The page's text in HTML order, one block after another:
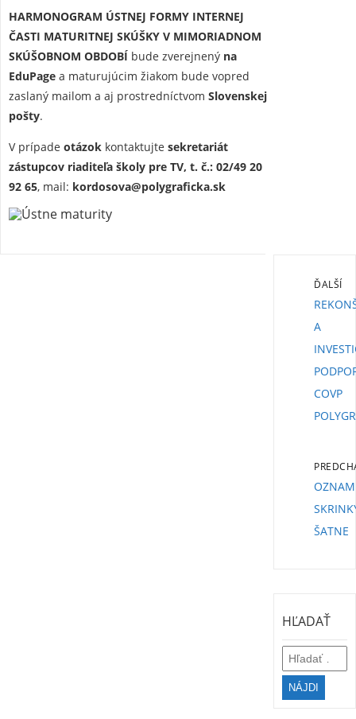
HARMONOGRAM ÚSTNEJ FORMY INTERNEJ
ČASTI MATURITNEJ SKÚŠKY V MIMORIADNOM
SKÚŠOBNOM OBDOBÍ bude zverejnenýna
EduPage a maturujúcim žiakom bude vopred
zaslaný mailom a aj prostredníctvom Slovenskej
pošty.
V prípade otázokkontaktujte sekretariát
zástupcov riaditeľa školy pre TV, t. č.: 02/49 20
92 65, mail: kordosova@polygraficka.sk
ĎALŠÍ
A
COVP
ŠATNE
HĽADAŤ
Hľadať: